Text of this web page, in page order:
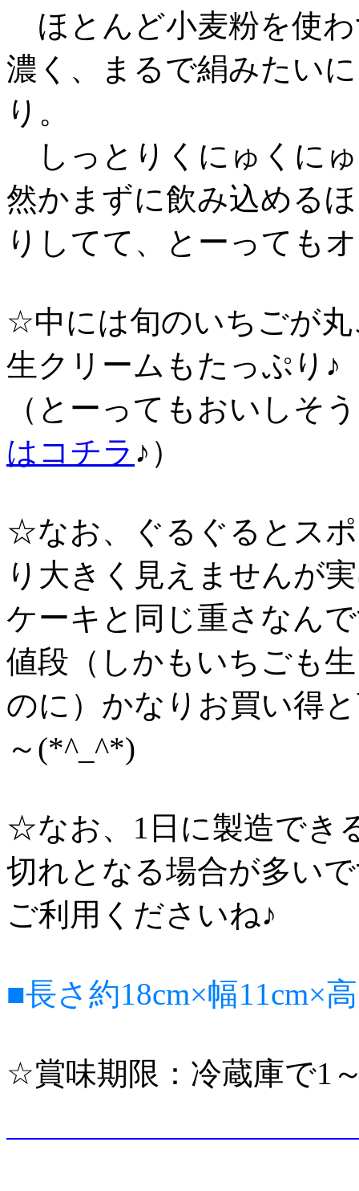
ほとんど小麦粉を使
濃く、まるで絹みたい
り。
しっとりくにゅくに
然かまずに飲み込める
りしてて、とーっても
☆中には旬のいちごが
生クリームもたっぷり♪
（とーってもおいしそ
はコチラ ♪）
☆なお、ぐるぐるとス
り大きく見えませんが
ケーキと同じ重さなん
値段（しかもいちごも
のに）かなりお買い得
～(*^_^*)
☆なお、1日に製造でき
切れとなる場合が多い
ご利用くださいね♪
■長さ約18cm×幅11cm×
☆賞味期限：冷蔵庫で1